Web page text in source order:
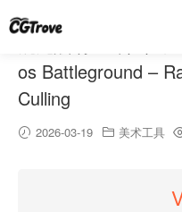
os Battleground –
Culling
2026-03-19 美术工具